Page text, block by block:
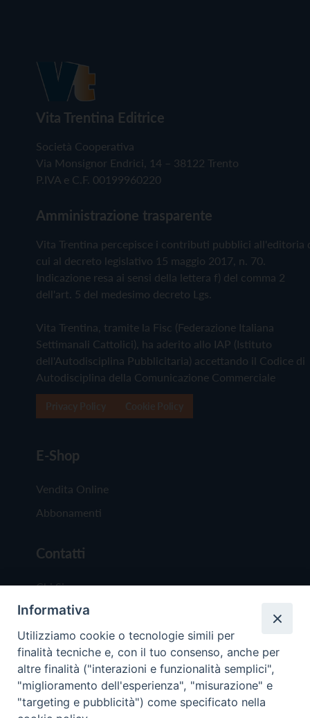
Vita Trentina Editrice
Società Cooperativa
Via Monsignor Endrici, 14 – 38122 Trento
P.IVA e C.F. 00199960220
Amministrazione trasparente
Vita Trentina percepisce i contributi pubblici all'editoria
cui al decreto legislativo 15 maggio 2017, n. 70.
Indicazione resa ai sensi della lettera f) del comma 2
dell'art. 5 del medesimo decreto Lgs.
Vita Trentina, tramite la Fisc (Federazione Italiana
Settimanali Cattolici), ha aderito allo IAP (Istituto
dell'Autodisciplina Pubblicitaria) accettando il Codice di
Autodisciplina della Comunicazione Commerciale
E-Shop
Vendita Online
Abbonamenti
Contatti
Chi Siamo
Redazione
Scrivici
Informativa
Utilizziamo cookie o tecnologie simili per
finalità tecniche e, con il tuo consenso, anche per
altre finalità ("interazioni e funzionalità semplici",
"miglioramento dell'esperienza", "misurazione" e
"targeting e pubblicità") come specificato nella